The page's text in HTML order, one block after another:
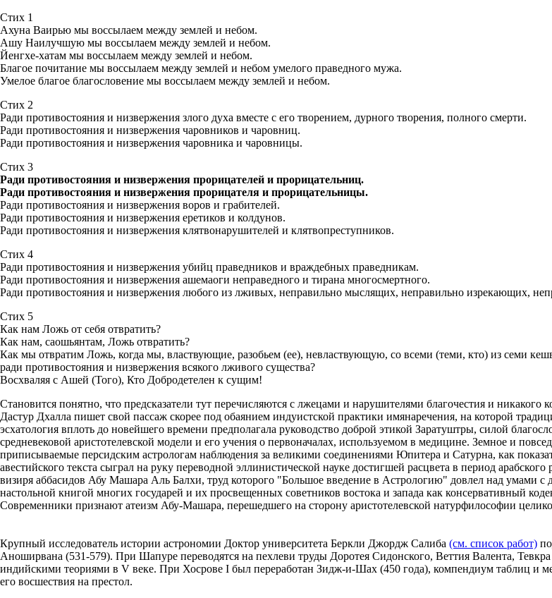
Стих 1
Ахуна Ваирью мы воссылаем между землей и небом.
Ашу Наилучшую мы воссылаем между землей и небом.
Йенгхе-хатам мы воссылаем между землей и небом.
Благое почитание мы воссылаем между землей и небом умелого праведного мужа.
Умелое благое благословение мы воссылаем между землей и небом.
Стих 2
Ради противостояния и низвержения злого духа вместе с его творением, дурного творения, полного смерти.
Ради противостояния и низвержения чаровников и чаровниц.
Ради противостояния и низвержения чаровника и чаровницы.
Стих 3
Ради противостояния и низвержения прорицателей и прорицательниц.
Ради противостояния и низвержения прорицателя и прорицательницы.
Ради противостояния и низвержения воров и грабителей.
Ради противостояния и низвержения еретиков и колдунов.
Ради противостояния и низвержения клятвонарушителей и клятвопреступников.
Стих 4
Ради противостояния и низвержения убийц праведников и враждебных праведникам.
Ради противостояния и низвержения ашемаоги неправедного и тирана многосмертного.
Ради противостояния и низвержения любого из лживых, неправильно мыслящих, неправильно изрекающих,
Стих 5
Как нам Ложь от себя отвратить?
Как нам, саошьянтам, Ложь отвратить?
Как мы отвратим Ложь, когда мы, властвующие, разобьем (ее), невластвующую, со всеми (теми, кто) из семи
ради противостояния и низвержения всякого лживого существа?
Восхваляя с Ашей (Того), Кто Добродетелен к сущим!
Становится понятно, что предсказатели тут перечисляются с лжецами и нарушителями благочестия и
Дастур Дхалла пишет свой пассаж скорее под обаянием индуистской практики имянаречения, на которой
эсхатология вплоть до новейшего времени предполагала руководство доброй этикой Заратуштры, силой
средневековой аристотелевской модели и его учения о первоначалах, используемом в медицине. Земное и
приписываемые персидским астрологам наблюдения за великими соединениями Юпитера и Сатурна, как
авестийского текста сыграл на руку переводной эллинистической науке достигшей расцвета в период
визиря аббасидов Абу Машара Аль Балхи, труд которого "Большое введение в Астрологию" довлел над умами с
настольной книгой многих государей и их просвещенных советников востока и запада как консервативный
Современники признают атеизм Абу-Машара, перешедшего на сторону аристотелевской натурфилософии
Крупный исследователь истории астрономии Доктор университета Беркли Джордж Салиба (см. список работ)
Аноширвана (531-579). При Шапуре переводятся на пехлеви труды Доротея Сидонского, Веттия Валента,
индийскими теориями в V веке. При Хосрове I был переработан Зидж-и-Шах (450 года), компендиум таблиц и
его восшествия на престол.